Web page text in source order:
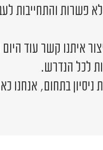
פשרות והתחייבות
איתנו קשר עוד
לכל הנדרש.